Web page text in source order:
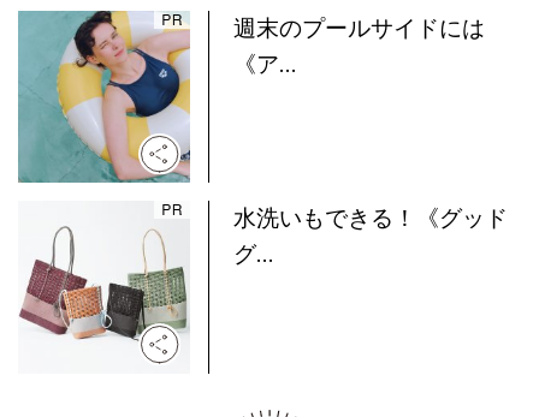
週末のプールサイドには
《ア...
水洗いもできる！《グッド
グ...